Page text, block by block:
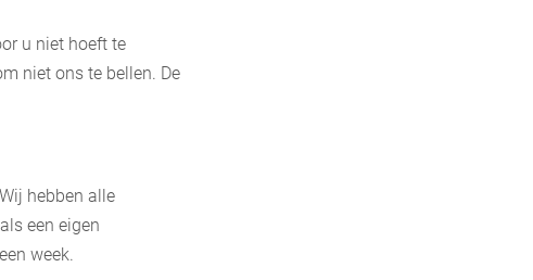
u niet hoeft te
niet ons te bellen. De
hebben alle
een eigen
week.